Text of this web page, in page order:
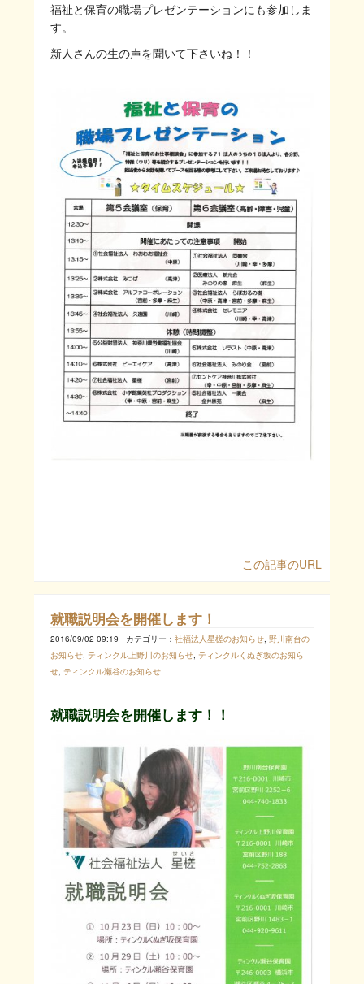
福祉と保育の職場プレゼンテーションにも参加しま
す。
新人さんの生の声を聞いて下さいね！！
この記事のURL
就職説明会を開催します！
2016/09/02 09:19 カテゴリー： 社福法人星槎のお知らせ, 野川南台の
お知らせ, ティンクル上野川のお知らせ, ティンクルくぬぎ坂のお知ら
せ, ティンクル瀬谷のお知らせ
就職説明会を開催します！！